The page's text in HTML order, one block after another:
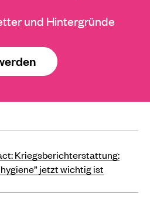
und Hintergründe
Kriegsberichterstattung:
jetzt wichtig ist